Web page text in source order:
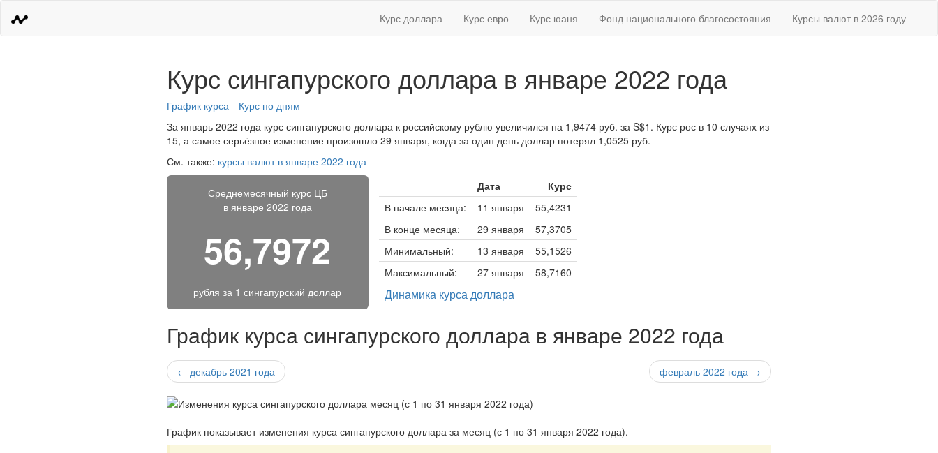
Курс доллара Курс евро Курс юаня Фонд национального благосостояния Курсы валют в 2026 году
Курс сингапурского доллара в январе 2022 года
График курса
Курс по дням
За январь 2022 года курс сингапурского доллара к российскому рублю увеличился на 1,9474 руб. за S$1. Курс рос в 10 случаях из
15, а самое серьёзное изменение произошло 29 января, когда за один день доллар потерял 1,0525 руб.
См. также: курсы валют в январе 2022 года
Среднемесячный курс ЦБ
в январе 2022 года
56,7972
рубля за 1 сингапурский доллар
Дата
Курс
В начале месяца:
11 января
55,4231
В конце месяца:
29 января
57,3705
Минимальный:
13 января
55,1526
Максимальный:
27 января 58,7160
Динамика курса доллара
График курса сингапурского доллара в январе 2022 года
← декабрь 2021 года февраль 2022 года →
График показывает изменения курса сингапурского доллара за месяц (с 1 по 31 января 2022 года).